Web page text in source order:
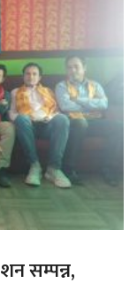
सम्पन्न,